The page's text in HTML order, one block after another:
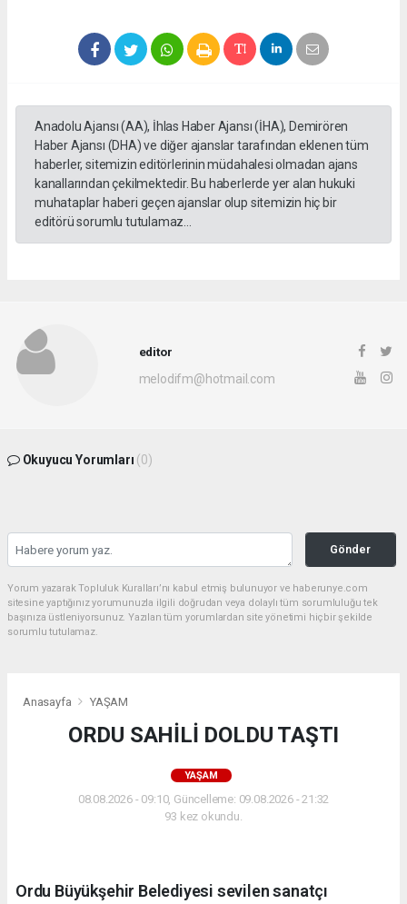
Anadolu Ajansı (AA), İhlas Haber Ajansı (İHA), Demirören
Haber Ajansı (DHA) ve diğer ajanslar tarafından eklenen tüm
haberler, sitemizin editörlerinin müdahalesi olmadan ajans
kanallarından çekilmektedir. Bu haberlerde yer alan hukuki
muhataplar haberi geçen ajanslar olup sitemizin hiç bir
editörü sorumlu tutulamaz...
editor
melodifm@hotmail.com
Okuyucu Yorumları (0)
Gönder
Yorum yazarak Topluluk Kuralları’nı kabul etmiş bulunuyor ve haberunye.com
sitesine yaptığınız yorumunuzla ilgili doğrudan veya dolaylı tüm sorumluluğu tek
başınıza üstleniyorsunuz. Yazılan tüm yorumlardan site yönetimi hiçbir şekilde
sorumlu tutulamaz.
Anasayfa YAŞAM
ORDU SAHİLİ DOLDU TAŞTI
YAŞAM
08.08.2026 - 09:10, Güncelleme: 09.08.2026 - 21:32
93 kez okundu.
Ordu Büyükşehir Belediyesi sevilen sanatçı